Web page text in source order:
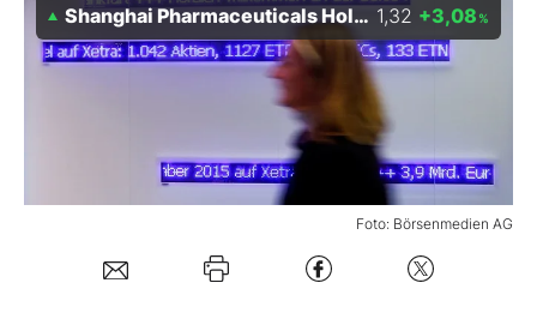
Mein B:O
Folgen Sie uns
Foto: Börsenmedien AG
Shanghai Pharmaceuticals Holding Co Ltd 1,32 +3,08 %